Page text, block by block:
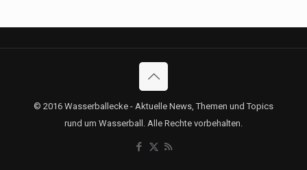
© 2016 Wasserballecke - Aktuelle News, Themen und Topics
rund um Wasserball. Alle Rechte vorbehalten.